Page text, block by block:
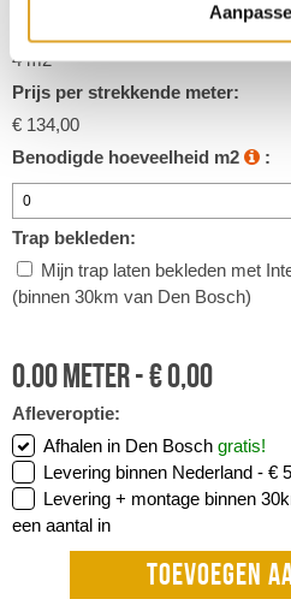
4 m2
Prijs per strekkende meter:
€ 134,00
Benodigde hoeveelheid m2
:
Trap bekleden:
Mijn trap laten bekleden met
(binnen 30km van Den Bosch)
0.00meter -€0,00
Afleveroptie:
Afhalen in Den Bosch gratis!
Levering binnen Nederland - €
Levering + montage binnen
een aantal in
TOEVOEGEN